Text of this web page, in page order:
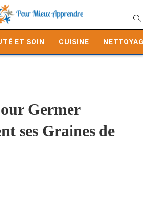
ET SOIN CUISINE
Germer
ses Graines de